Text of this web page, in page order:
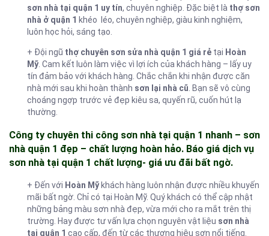
sơn nhà tại quận 1 uy tín, chuyên nghiệp. Đặc biệt là thợ sơn
nhà ở quận 1 khéo léo, chuyên nghiệp, giàu kinh nghiệm,
luôn học hỏi, sáng tạo.
+ Đội ngũ thợ chuyên sơn sửa nhà quận 1 giá rẻ tại Hoàn
Mỹ. Cam kết luôn làm việc vì lợi ích của khách hàng – lấy uy
tín đảm bảo với khách hàng. Chắc chắn khi nhận được căn
nhà mới sau khi hoàn thành sơn lại nhà cũ. Bạn sẽ vô cùng
choáng ngợp trước vẻ đẹp kiêu sa, quyến rũ, cuốn hút lạ
thường.
Công ty chuyên thi công sơn nhà tại quận 1 nhanh – sơn
nhà quận 1 đẹp – chất lượng hoàn hảo. Báo giá dịch vụ
sơn nhà tại quận 1 chất lượng- giá ưu đãi bất ngờ.
+ Đến với Hoàn Mỹkhách hàng luôn nhận được nhiều khuyến
mãi bất ngờ. Chỉ có tại Hoàn Mỹ. Quý khách có thể cập nhật
những bảng màu sơn nhà đẹp, vừa mới cho ra mắt trên thị
trường. Hay được tư vấn lựa chọn nguyên vật liệu sơn nhà
tại quận 1 cao cấp, đến từ các thương hiệu sơn nổi tiếng.